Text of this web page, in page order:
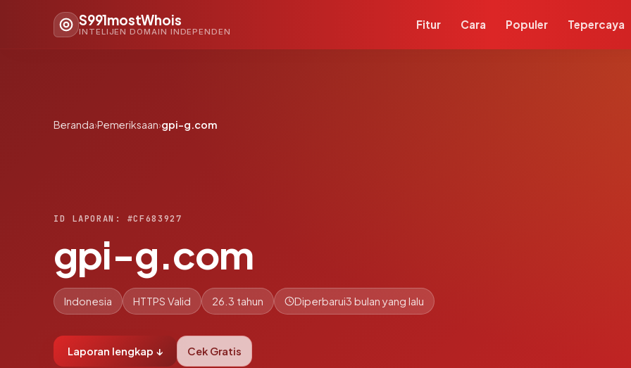
S991mostWhois
INTELIJEN DOMAIN INDEPENDEN
Fitur Cara Populer Tepercaya
Beranda›Pemeriksaan›gpi-g.com
ID LAPORAN: #CF683927
gpi-g.com
Indonesia HTTPS Valid 26.3 tahun Diperbarui3 bulan yang lalu
Laporan lengkap ↓ Cek Gratis